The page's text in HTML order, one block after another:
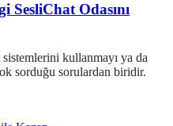
SesliChat Odasını
kullanmayı ya da
sorduğu sorulardan biridir.